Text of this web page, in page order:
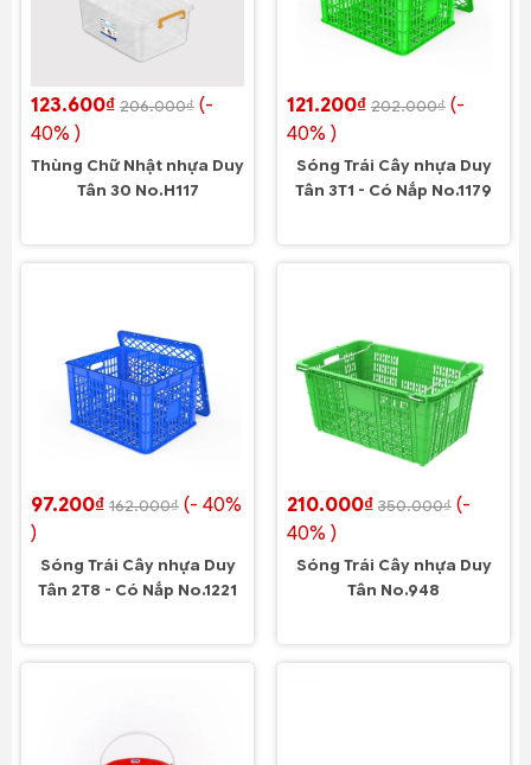
123.600₫ 206.000₫ (-
40% )
Thùng Chữ Nhật nhựa Duy
Tân 30 No.H117
121.200₫ 202.000₫ (-
40% )
Sóng Trái Cây nhựa Duy
Tân 3T1 - Có Nắp No.1179
97.200₫ 162.000₫ (- 40%
)
Sóng Trái Cây nhựa Duy
Tân 2T8 - Có Nắp No.1221
210.000₫ 350.000₫ (-
40% )
Sóng Trái Cây nhựa Duy
Tân No.948